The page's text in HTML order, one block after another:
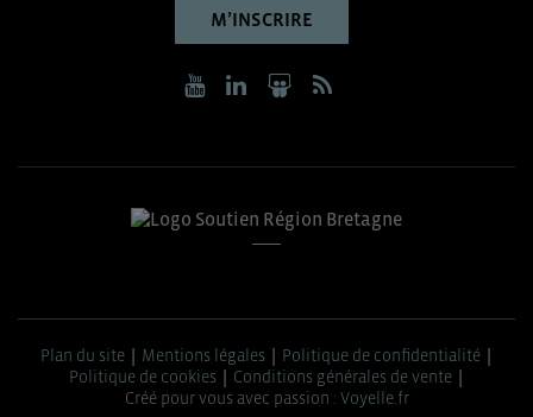
M’INSCRIRE
Plan du site Mentions légales
Politique de confidentialité
Politique de cookies
Conditions générales de vente
Créé pour vous avec passion : Voyelle.fr